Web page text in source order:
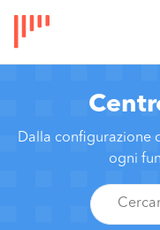
Dalla configurazione
ogni